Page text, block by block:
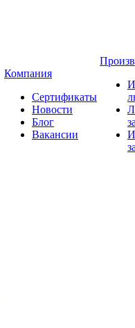
Компания
Сертификаты
Новости
Блог
Вакансии